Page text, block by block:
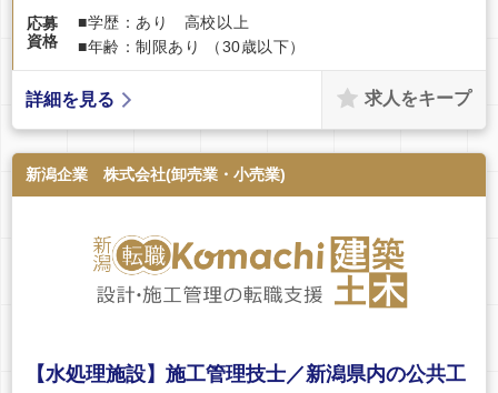
応募
資格
■学歴：あり 高校以上
■年齢：制限あり （30歳以下）
詳細を見る 求人をキープ
新潟企業 株式会社(卸売業・小売業)
【水処理施設】施工管理技士／新潟県内の公共工